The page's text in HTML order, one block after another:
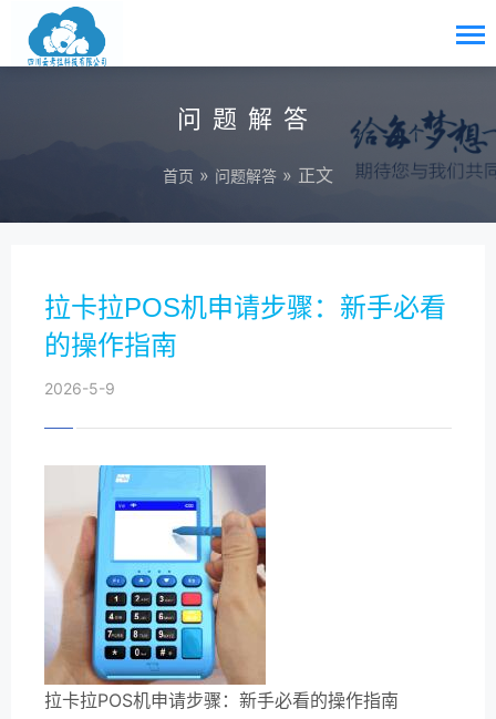
问题解答
首页 » 问题解答 » 正文
拉卡拉POS机申请步骤：新手必看
的操作指南
2026-5-9
拉卡拉POS机申请步骤：新手必看的操作指南